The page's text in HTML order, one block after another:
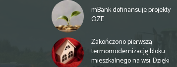
mBank dofinansuje projekty
OZE
Zakończono pierwszą
termomodernizację bloku
mieszkalnego na wsi. Dzięki